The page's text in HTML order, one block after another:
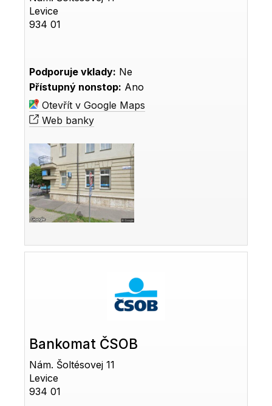
Levice
934 01
Podporuje vklady: Ne
Přístupný nonstop: Ano
Otevřít v Google Maps
Web banky
Bankomat ČSOB
Nám. Šoltésovej 11
Levice
934 01